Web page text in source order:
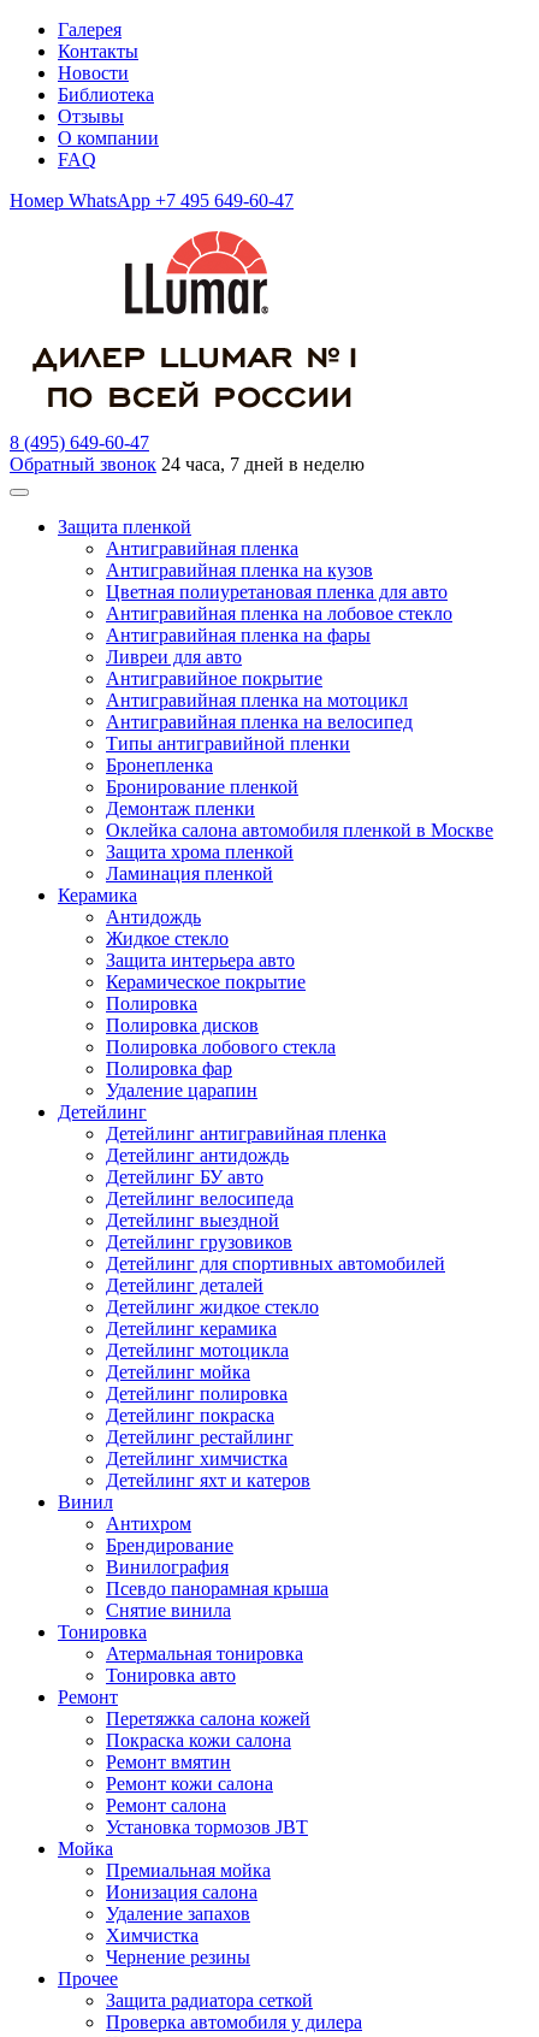
Галерея
Контакты
Новости
Библиотека
Отзывы
О компании
FAQ
Номер WhatsApp +7 495 649-60-47
8 (495) 649-60-47
Обратный звонок 24 часа, 7 дней в неделю
Защита пленкой
Антигравийная пленка
Антигравийная пленка на кузов
Цветная полиуретановая пленка для авто
Антигравийная пленка на лобовое стекло
Антигравийная пленка на фары
Ливреи для авто
Антигравийное покрытие
Антигравийная пленка на мотоцикл
Антигравийная пленка на велосипед
Типы антигравийной пленки
Бронепленка
Бронирование пленкой
Демонтаж пленки
Оклейка салона автомобиля пленкой в Москве
Защита хрома пленкой
Ламинация пленкой
Керамика
Антидождь
Жидкое стекло
Защита интерьера авто
Керамическое покрытие
Полировка
Полировка дисков
Полировка лобового стекла
Полировка фар
Удаление царапин
Детейлинг
Детейлинг антигравийная пленка
Детейлинг антидождь
Детейлинг БУ авто
Детейлинг велосипеда
Детейлинг выездной
Детейлинг грузовиков
Детейлинг для спортивных автомобилей
Детейлинг деталей
Детейлинг жидкое стекло
Детейлинг керамика
Детейлинг мотоцикла
Детейлинг мойка
Детейлинг полировка
Детейлинг покраска
Детейлинг рестайлинг
Детейлинг химчистка
Детейлинг яхт и катеров
Винил
Антихром
Брендирование
Винилография
Псевдо панорамная крыша
Снятие винила
Тонировка
Атермальная тонировка
Тонировка авто
Ремонт
Перетяжка салона кожей
Покраска кожи салона
Ремонт вмятин
Ремонт кожи салона
Ремонт салона
Установка тормозов JBT
Мойка
Премиальная мойка
Ионизация салона
Удаление запахов
Химчистка
Чернение резины
Прочее
Защита радиатора сеткой
Проверка автомобиля у дилера